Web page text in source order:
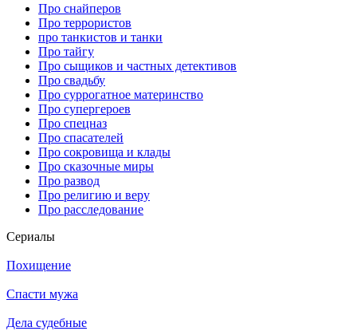
Про снайперов
Про террористов
про танкистов и танки
Про тайгу
Про сыщиков и частных детективов
Про свадьбу
Про суррогатное материнство
Про супергероев
Про спецназ
Про спасателей
Про сокровища и клады
Про сказочные миры
Про развод
Про религию и веру
Про расследование
Се­риа­лы
Похищение
Спасти мужа
Дела судебные